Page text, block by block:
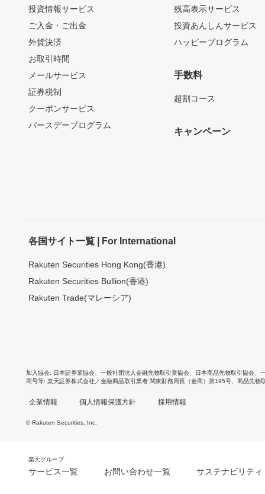
投資情報サービス
ご入金・ご出金
外貨決済
お取引時間
メールサービス
証券税制
クーポンサービス
バースデープログラム
残高表示サービス
投資あんしんサービス
ハッピープログラム
手数料
超割コース
キャンペーン
各国サイト一覧 | For International
Rakuten Securities Hong Kong(香港)
Rakuten Securities Bullion(香港)
Rakuten Trade(マレーシア)
加入協会 日本証券業協会 一般社団法人金融先物取引業協会 日本商品先物取引協会
商号等 楽天証券株式会社／金融商品取引業者 関東財務局長（金商）第195号、商品先物
企業情報 個人情報保護方針 採用情報
© Rakuten Securities, Inc.
楽天グループ
サービス一覧 お問い合わせ一覧 サステナビリティ